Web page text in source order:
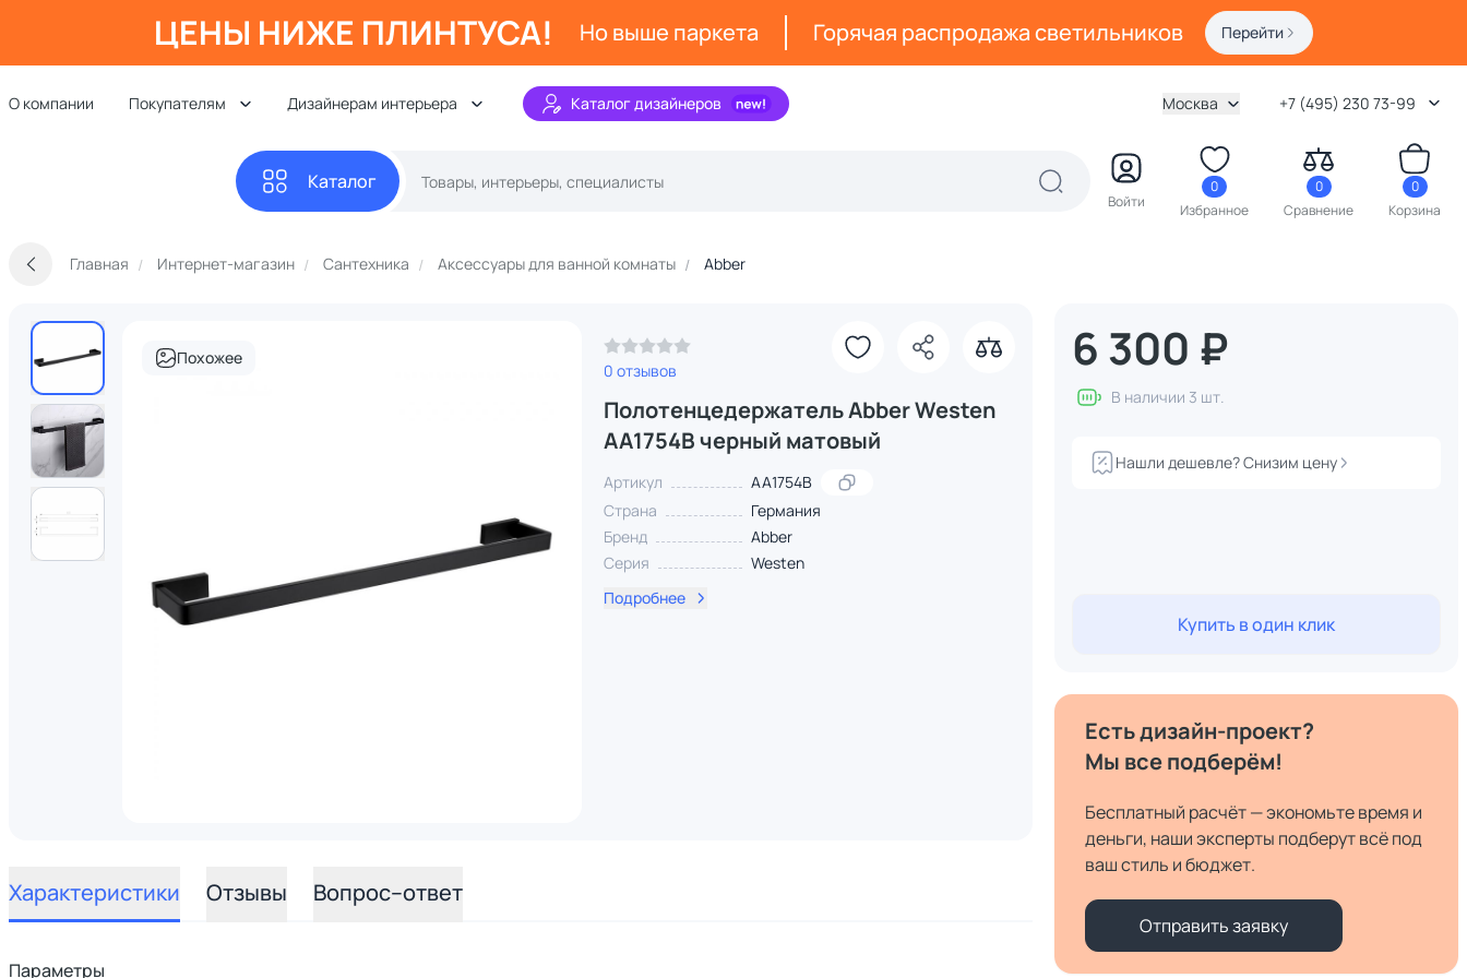
ЦЕНЫ НИЖЕ ПЛИНТУСА! Но выше паркета Горячая распродажа светильников Перейти
О компании Покупателям Дизайнерам интерьера Каталог дизайнеров Москва +7 (495) 230 73-99
Каталог
Войти
0
Избранное
0
Сравнение
0
Корзина
Главная Интернет-магазин Сантехника Аксессуары для ванной комнаты Abber
Похожее
0 отзывов
Полотенцедержатель Abber Westen
AA1754B черный матовый
Артикул
AA1754B
Страна
Германия
Бренд
Abber
Серия
Westen
Подробнее
Характеристики Отзывы Вопрос–ответ
Параметры
6 300 ₽
В наличии 3 шт.
Нашли дешевле? Снизим цену
Купить в один клик
Есть дизайн-проект?
Мы все подберём!
Бесплатный расчёт — экономьте время и
деньги, наши эксперты подберут всё под
ваш стиль и бюджет.
Отправить заявку